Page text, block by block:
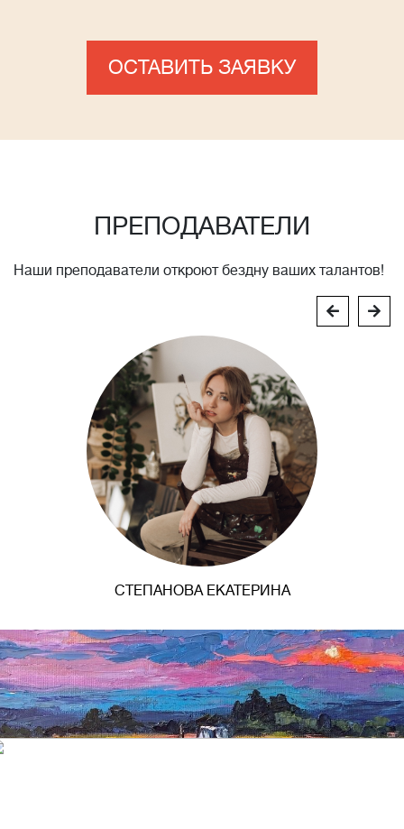
ОСТАВИТЬ ЗАЯВКУ
ПРЕПОДАВАТЕЛИ
Наши преподаватели откроют бездну ваших талантов!
СТЕПАНОВА ЕКАТЕРИНА